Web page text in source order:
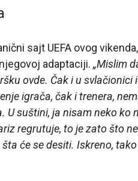
sajt UEFA ovog
adaptaciji. „Mislim
ovde. Čak i u
igrača, čak i trenera,
U suštini, ja nisam neko
regrutuje, to je zato što
će se desiti. Iskreno,